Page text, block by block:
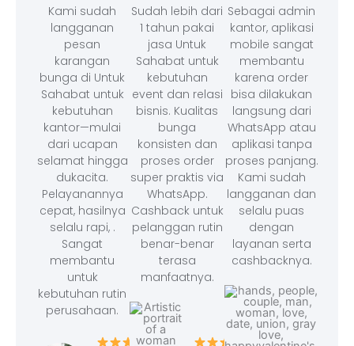
Kami sudah
langganan
pesan
karangan
bunga di Untuk
Sahabat untuk
kebutuhan
kantor—mulai
dari ucapan
selamat hingga
dukacita.
Pelayanannya
cepat, hasilnya
selalu rapi, .
Sangat
membantu
untuk
kebutuhan rutin
perusahaan.
Sudah lebih dari
1 tahun pakai
jasa Untuk
Sahabat untuk
kebutuhan
event dan relasi
bisnis. Kualitas
bunga
konsisten dan
proses order
super praktis via
WhatsApp.
Cashback untuk
pelanggan rutin
benar-benar
terasa
manfaatnya.
Sebagai admin
kantor, aplikasi
mobile sangat
membantu
karena order
bisa dilakukan
langsung dari
WhatsApp atau
aplikasi tanpa
proses panjang.
Kami sudah
langganan dan
selalu puas
dengan
layanan serta
cashbacknya.